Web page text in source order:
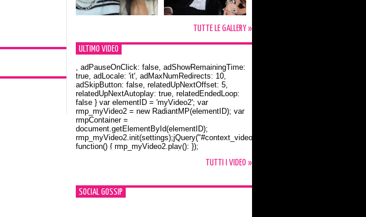
TUTTE LE GALLERY »
ULTIMO VIDEO
Orlando Bloom e la t-shirt dedicata a Flynn
, adPauseOnClick: false, adShowRemainingTime:
true, adLocale: 'it', adMaxNumRedirects: 10,
adSkipButton: false, relatedUpNextOffset: 5,
relatedUpNextAutoplay: true, relatedEndedLoop:
false } var elementID = 'myVideo2'; var
rmp_myVideo2 = new RadiantMP(elementID); var
rmpContainer =
document.getElementById(elementID);
rmp_myVideo2.init(settings);jQuery("#context_video2").one("mouseover",
function() { rmp_myVideo2.play(); });
TUTTI I VIDEO »
SOCIAL GOSSIP